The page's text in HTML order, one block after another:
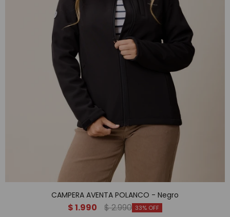
CAMPERA AVENTA POLANCO - Negro
$1.990 $2.990 33